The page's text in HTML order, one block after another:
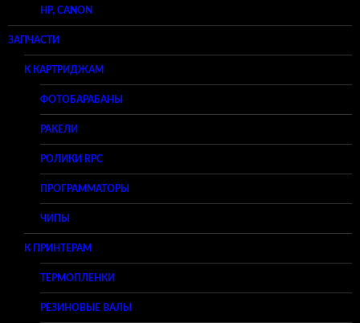
HP, CANON
ЗАПЧАСТИ
К КАРТРИДЖАМ
ФОТОБАРАБАНЫ
РАКЕЛИ
РОЛИКИ RPC
ПРОГРАММАТОРЫ
ЧИПЫ
К ПРИНТЕРАМ
ТЕРМОПЛЕНКИ
РЕЗИНОВЫЕ ВАЛЫ